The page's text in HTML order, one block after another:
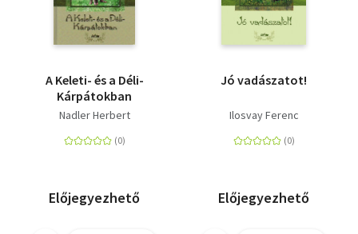
A Keleti- és a Déli-
Kárpátokban
Nadler Herbert
Előjegyezhető
Jó vadászatot!
Ilosvay Ferenc
Előjegyezhető